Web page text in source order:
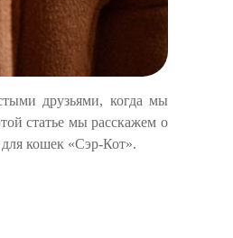
друзьями, когда мы
статье мы расскажем о
кошек «Сэр-Кот».